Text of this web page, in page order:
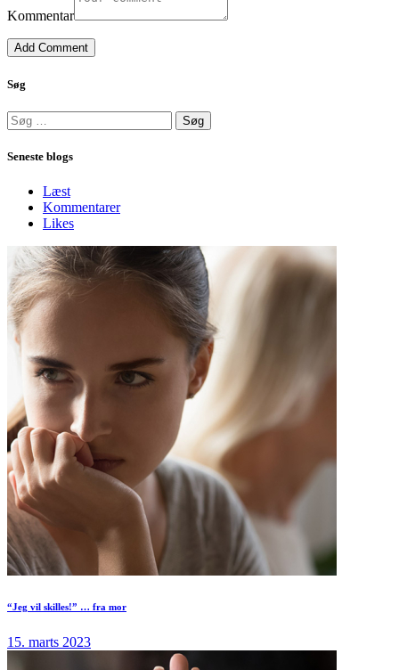
Kommentar
Søg
Søg
efter:
Seneste blogs
Læst
Kommentarer
Likes
“Jeg vil skilles!” … fra mor
15. marts 2023